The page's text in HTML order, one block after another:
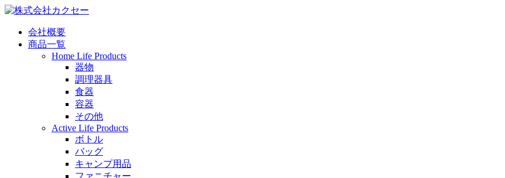
会社概要
商品一覧
Home Life Products
器物
調理器具
食器
容器
その他
Active Life Products
ボトル
バッグ
キャンプ用品
ファニチャー